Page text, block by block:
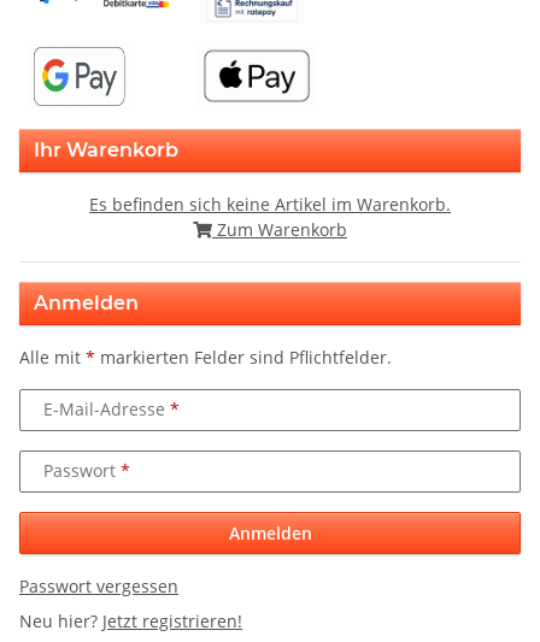
Ihr Warenkorb
Es befinden sich keine Artikel im Warenkorb.
Zum Warenkorb
Anmelden
Alle mit * markierten Felder sind Pflichtfelder.
E-Mail-Adresse
Passwort
Anmelden
Passwort vergessen
Neu hier? Jetzt registrieren!